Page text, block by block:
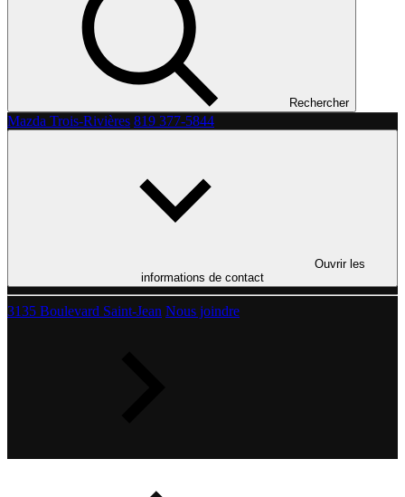
Rechercher
Mazda Trois-Rivières 819 377-5844
Ouvrir les
informations de contact
3135 Boulevard Saint-Jean Nous joindre